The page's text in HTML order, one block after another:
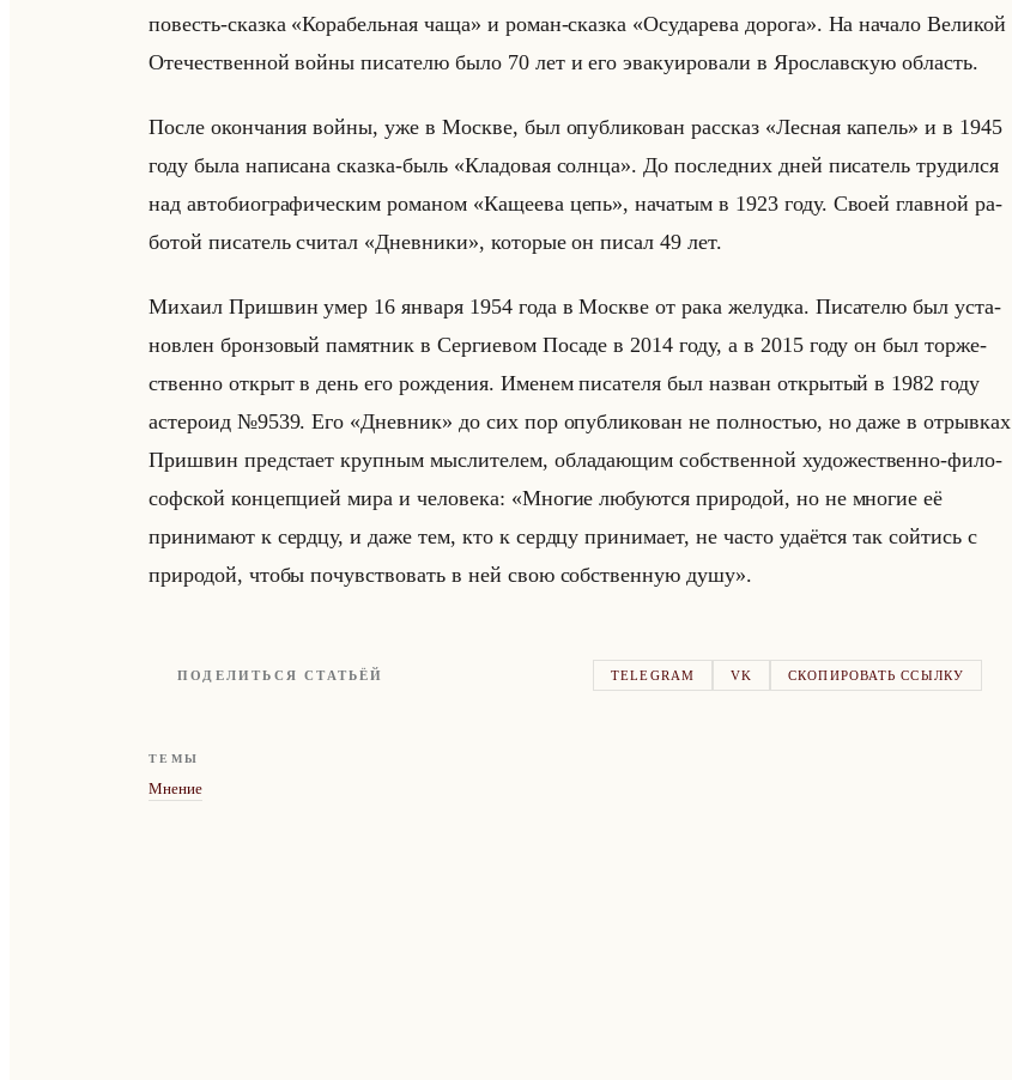
по­весть-сказ­ка «Корабельная чаща» и роман-сказ­ка «Осударева дорога». На на­ча­ло Ве­ли­кой
Оте­че­ствен­ной войны пи­са­те­лю было 70 лет и его эва­ку­иро­ва­ли в Яро­слав­скую об­ласть.
После окон­ча­ния войны, уже в Москве, был опуб­ли­ко­ван рас­сказ «Лесная капель» и в 1945
году была на­пи­са­на сказ­ка-быль «Кладовая солнца». До по­след­них дней пи­са­тель тру­дил­ся
над ав­то­био­гра­фи­че­ским ро­ма­ном «Кащеева цепь», на­ча­тым в 1923 году. Своей глав­ной ра­
бо­той пи­са­тель счи­тал «Дневники», ко­то­рые он писал 49 лет.
Ми­ха­ил При­швин умер 16 ян­ва­ря 1954 года в Москве от рака же­луд­ка. Пи­са­те­лю был уста­
нов­лен брон­зо­вый па­мят­ник в Сер­ги­евом По­са­де в 2014 году, а в 2015 году он был тор­же­
ствен­но от­крыт в день его рож­де­ния. Име­нем пи­са­те­ля был на­зван от­кры­тый в 1982 году
асте­ро­ид №9539. Его «Дневник» до сих пор опуб­ли­ко­ван не пол­но­стью, но даже в от­рыв­ках
При­швин пред­ста­ет круп­ным мыс­ли­те­лем, об­ла­да­ющим соб­ствен­ной ху­до­же­ствен­но-фи­ло­
соф­ской кон­цеп­ци­ей мира и че­ло­ве­ка: «Многие любуются природой, но не многие её
принимают к сердцу, и даже тем, кто к сердцу принимает, не часто удаётся так сойтись с
природой, чтобы почувствовать в ней свою собственную душу».
ПОДЕЛИТЬСЯ СТАТЬЁЙ TELEGRAM VK СКОПИРОВАТЬ ССЫЛКУ
ТЕМЫ
Мнение